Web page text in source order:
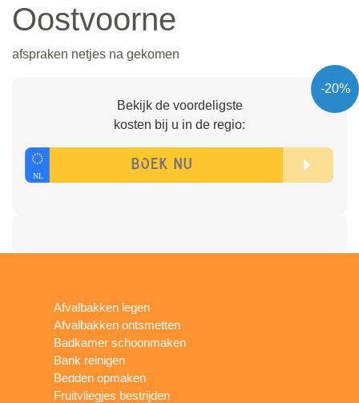
Oostvoorne
afspraken netjes na gekomen
-20%
Bekijk de voordeligste
kosten bij u in de regio:
Afvalbakken legen
Afvalbakken ontsmetten
Badkamer schoonmaken
Bank reinigen
Bedden opmaken
Fruitvliegjes bestrijden